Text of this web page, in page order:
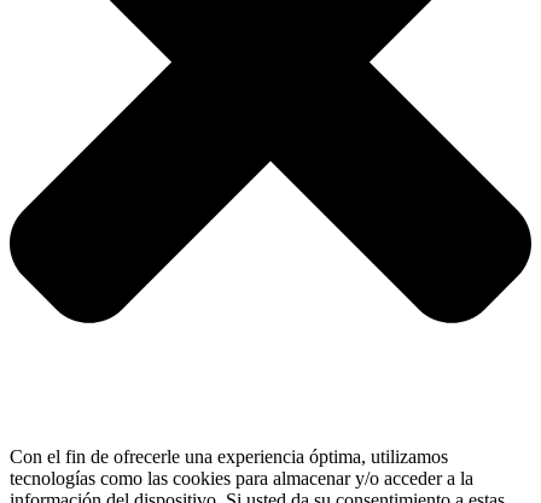
Con el fin de ofrecerle una experiencia óptima, utilizamos
tecnologías como las cookies para almacenar y/o acceder a la